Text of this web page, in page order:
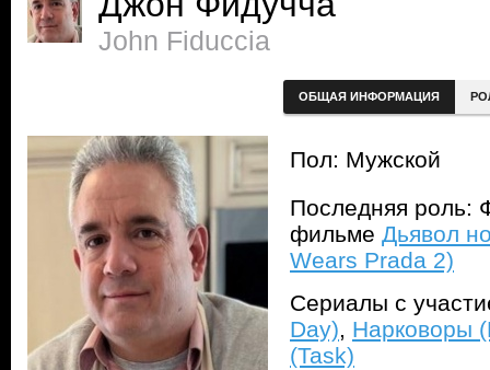
John Fiduccia
ОБЩАЯ ИНФОРМАЦИЯ
Пол: Мужской
Последняя роль:
фильме Дьявол
Wears Prada 2)
Сериалы с
Day), Нарковоры
(Task)